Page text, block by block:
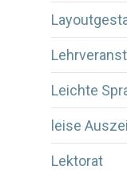
Leichte
leise
Lektorat